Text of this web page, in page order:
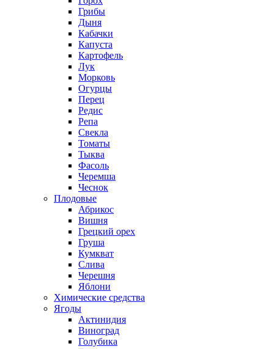
Грибы
Дыня
Кабачки
Капуста
Картофель
Лук
Морковь
Огурцы
Перец
Редис
Репа
Свекла
Томаты
Тыква
Фасоль
Черемша
Чеснок
Плодовые
Абрикос
Вишня
Грецкий орех
Груша
Кумкват
Слива
Черешня
Яблони
Химические средства
Ягоды
Актинидия
Виноград
Голубика